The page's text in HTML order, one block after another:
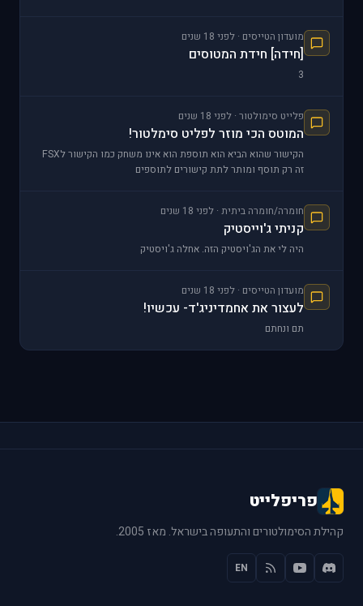
מועדון הטייסים · לפני 18 שנים
[חידה] חידת המטוסים
3
פלייט סימולטור · לפני 18 שנים
המוטס הכי מוזר לפליט סימלטור!
הקישור שהוא הביא הוא תוספת הוא אינו משחק כמו הקישור לFSX
זה רק תוסף ומותר לתת קישורים לתוספים
חומרה/חומרה ביתית · לפני 18 שנים
קניתי ג'וייסטיק
היה לי את הג'ויסטיק הזה. אחלה ג'ויסטיק
מועדון הטייסים · לפני 18 שנים
לעצור את אחמדיניג'ד- עכשיו!
תם ונחתם
פריפלייט
קהילת הסימולטורים והתעופה בישראל. מאז 2005.
EN